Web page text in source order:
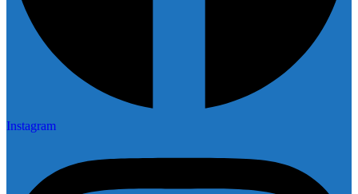
Instagram